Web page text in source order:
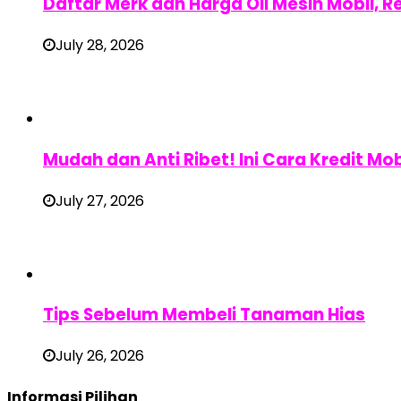
July 28, 2026
Mudah dan Anti Ribet! Ini Cara Kredit
July 27, 2026
Tips Sebelum Membeli Tanaman Hias
July 26, 2026